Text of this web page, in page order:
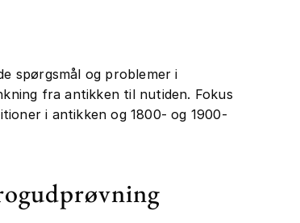
spørgsmål og problemer i
fra antikken til nutiden. Fokus
i antikken og 1800- og 1900-